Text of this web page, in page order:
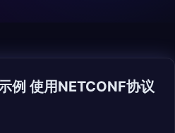
例 使用NETCONF协议